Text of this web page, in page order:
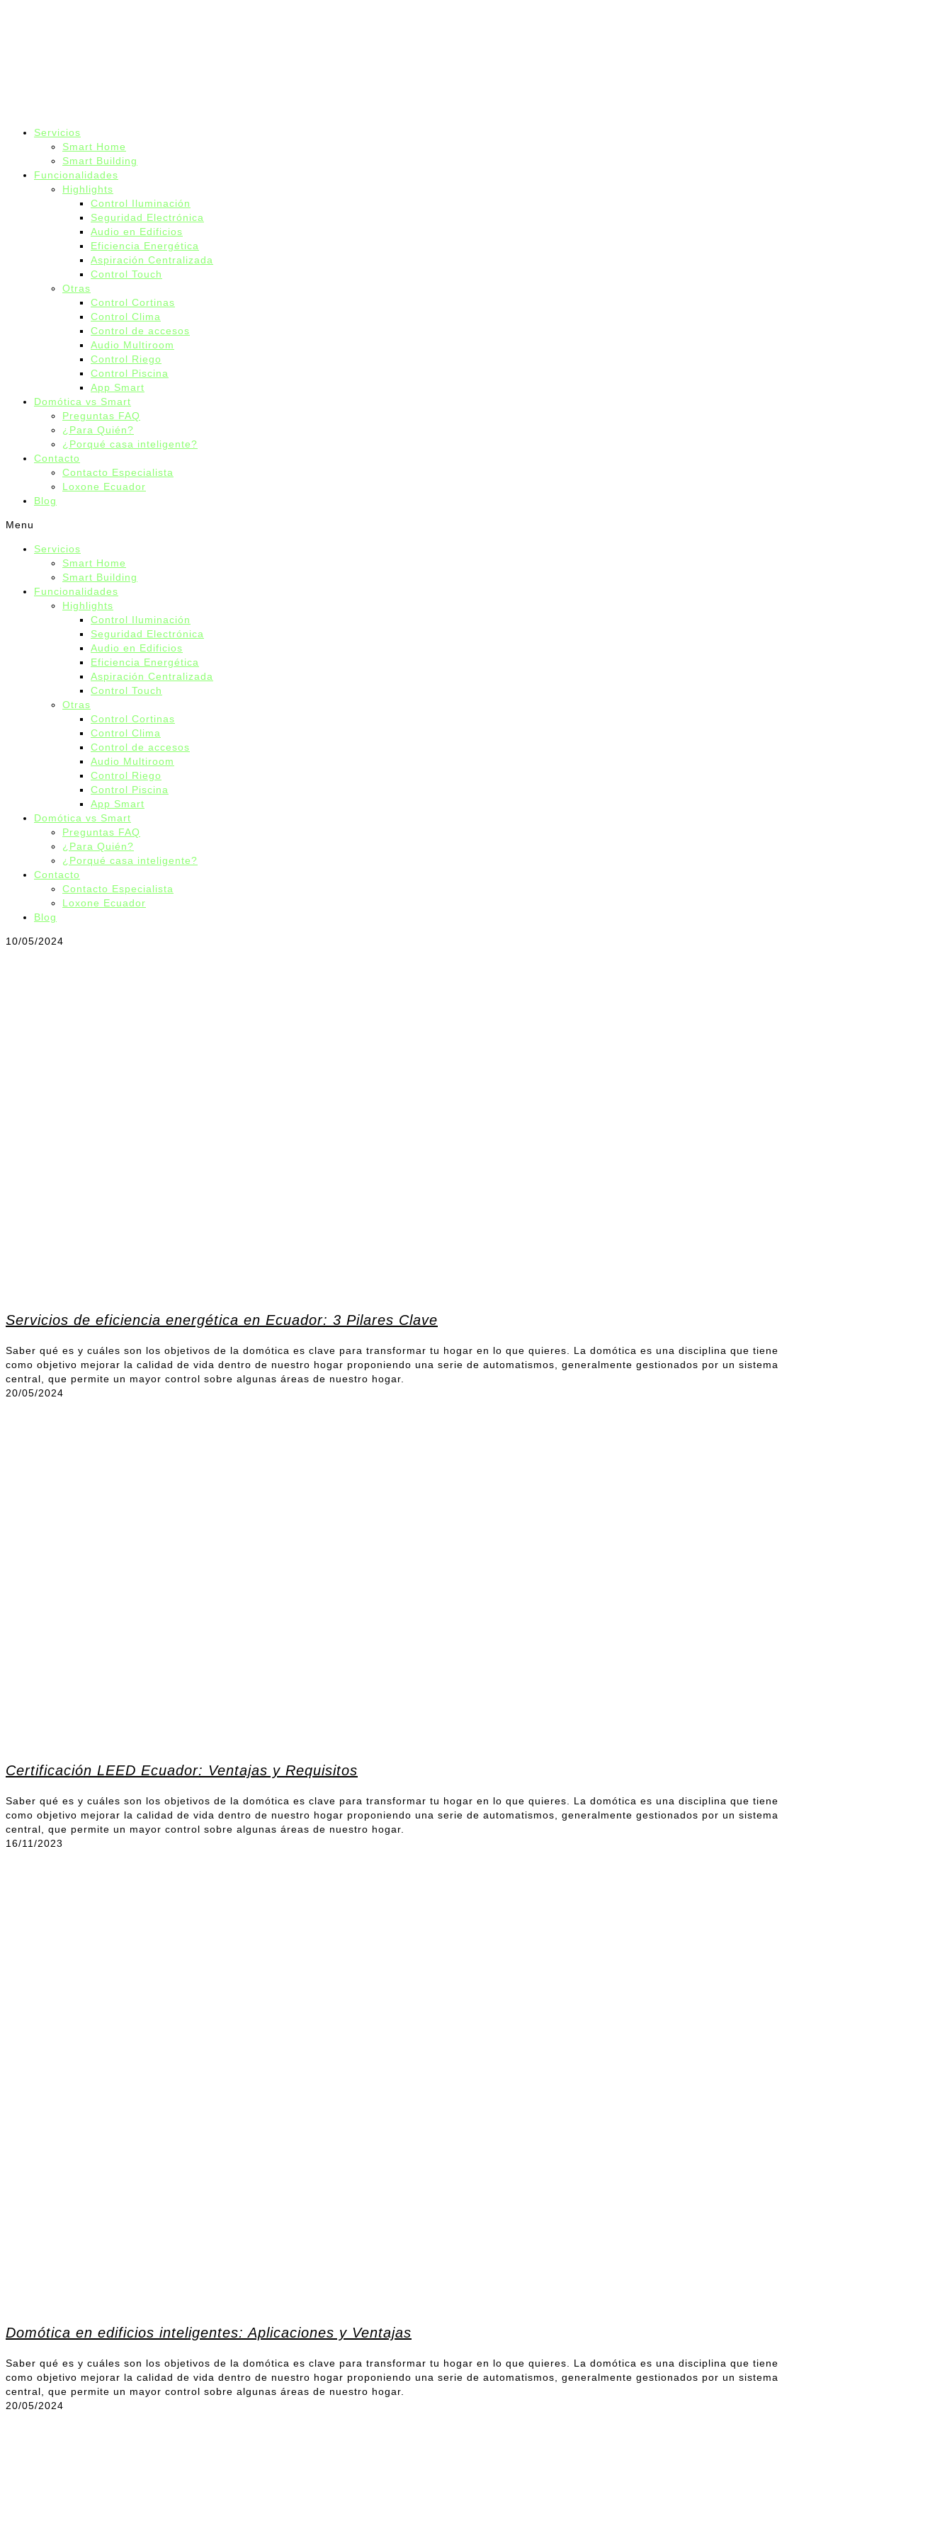
Servicios
Smart Home
Smart Building
Funcionalidades
Highlights
Control Iluminación
Seguridad Electrónica
Audio en Edificios
Eficiencia Energética
Aspiración Centralizada
Control Touch
Otras
Control Cortinas
Control Clima
Control de accesos
Audio Multiroom
Control Riego
Control Piscina
App Smart
Domótica vs Smart
Preguntas FAQ
¿Para Quién?
¿Porqué casa inteligente?
Contacto
Contacto Especialista
Loxone Ecuador
Blog
Menu
Servicios
Smart Home
Smart Building
Funcionalidades
Highlights
Control Iluminación
Seguridad Electrónica
Audio en Edificios
Eficiencia Energética
Aspiración Centralizada
Control Touch
Otras
Control Cortinas
Control Clima
Control de accesos
Audio Multiroom
Control Riego
Control Piscina
App Smart
Domótica vs Smart
Preguntas FAQ
¿Para Quién?
¿Porqué casa inteligente?
Contacto
Contacto Especialista
Loxone Ecuador
Blog
10/05/2024
Servicios de eficiencia energética en Ecuador: 3 Pilares Clave
Saber qué es y cuáles son los objetivos de la domótica es clave para transformar tu hogar en lo que quieres. La domótica es una disciplina que tiene
como objetivo mejorar la calidad de vida dentro de nuestro hogar proponiendo una serie de automatismos, generalmente gestionados por un sistema
central, que permite un mayor control sobre algunas áreas de nuestro hogar.
20/05/2024
Certificación LEED Ecuador: Ventajas y Requisitos
Saber qué es y cuáles son los objetivos de la domótica es clave para transformar tu hogar en lo que quieres. La domótica es una disciplina que tiene
como objetivo mejorar la calidad de vida dentro de nuestro hogar proponiendo una serie de automatismos, generalmente gestionados por un sistema
central, que permite un mayor control sobre algunas áreas de nuestro hogar.
16/11/2023
Domótica en edificios inteligentes: Aplicaciones y Ventajas
Saber qué es y cuáles son los objetivos de la domótica es clave para transformar tu hogar en lo que quieres. La domótica es una disciplina que tiene
como objetivo mejorar la calidad de vida dentro de nuestro hogar proponiendo una serie de automatismos, generalmente gestionados por un sistema
central, que permite un mayor control sobre algunas áreas de nuestro hogar.
20/05/2024